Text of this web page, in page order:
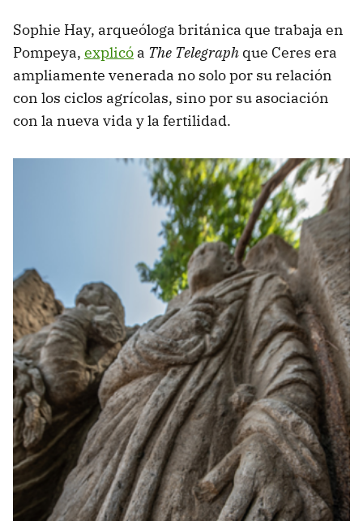
Sophie Hay, arqueóloga británica que trabaja en
Pompeya, explicó a The Telegraph que Ceres era
ampliamente venerada no solo por su relación
con los ciclos agrícolas, sino por su asociación
con la nueva vida y la fertilidad.